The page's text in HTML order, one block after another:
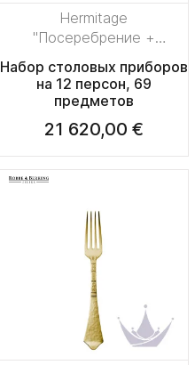
Hermitage
"Посеребрение +
сплошная позолота"
Набор столовых приборов
на 12 персон, 69
предметов
21 620,00 €